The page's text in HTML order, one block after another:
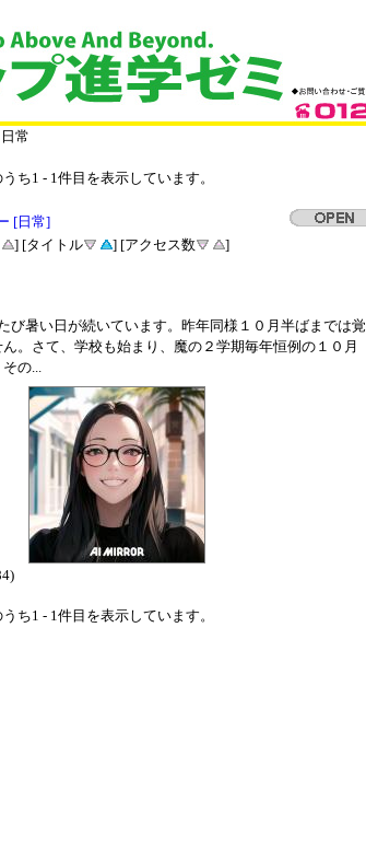
常
ち1 - 1件目を表示しています。
[日常]
] [タイトル ] [アクセス数 ]
び暑い日が続いています。昨年同様１０月半ばまでは覚
。さて、学校も始まり、魔の２学期毎年恒例の１０月
の...
ち1 - 1件目を表示しています。